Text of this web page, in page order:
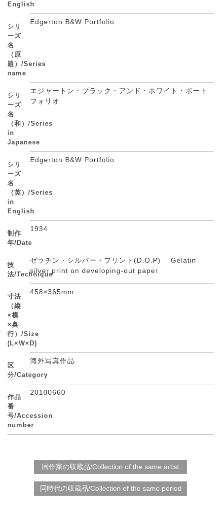
English
シリ
ーズ
名
（原
題）/Series
name
Edgerton B&W Portfolio
シリ
ーズ
名
（和）/Series
in
Japanese
エジャートン・ブラック・アンド・ホワイト・ポート
フォリオ
シリ
ーズ
名
（英）/Series
in
English
Edgerton B&W Portfolio
制作
年/Date
1934
技
法/Technique
ゼラチン・シルバー・プリント(D.O.P) Gelatin
silver print on developing-out paper
寸法
（縦
×横
×奥
行）/Size
(L×W×D)
458×365mm
区
分/Category
海外写真作品
作品
番
号/Accession
number
20100660